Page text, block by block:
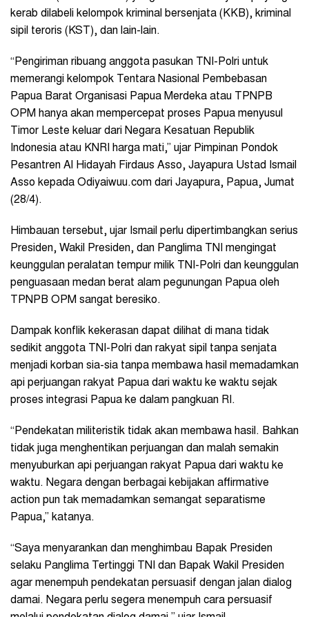
kerab dilabeli kelompok kriminal bersenjata (KKB), kriminal
sipil teroris (KST), dan lain-lain.
“Pengiriman ribuang anggota pasukan TNI-Polri untuk
memerangi kelompok Tentara Nasional Pembebasan
Papua Barat Organisasi Papua Merdeka atau TPNPB
OPM hanya akan mempercepat proses Papua menyusul
Timor Leste keluar dari Negara Kesatuan Republik
Indonesia atau KNRI harga mati,” ujar Pimpinan Pondok
Pesantren Al Hidayah Firdaus Asso, Jayapura Ustad Ismail
Asso kepada Odiyaiwuu.com dari Jayapura, Papua, Jumat
(28/4).
Himbauan tersebut, ujar Ismail perlu dipertimbangkan serius
Presiden, Wakil Presiden, dan Panglima TNI mengingat
keunggulan peralatan tempur milik TNI-Polri dan keunggulan
penguasaan medan berat alam pegunungan Papua oleh
TPNPB OPM sangat beresiko.
Dampak konflik kekerasan dapat dilihat di mana tidak
sedikit anggota TNI-Polri dan rakyat sipil tanpa senjata
menjadi korban sia-sia tanpa membawa hasil memadamkan
api perjuangan rakyat Papua dari waktu ke waktu sejak
proses integrasi Papua ke dalam pangkuan RI.
“Pendekatan militeristik tidak akan membawa hasil. Bahkan
tidak juga menghentikan perjuangan dan malah semakin
menyuburkan api perjuangan rakyat Papua dari waktu ke
waktu. Negara dengan berbagai kebijakan affirmative
action pun tak memadamkan semangat separatisme
Papua,” katanya.
“Saya menyarankan dan menghimbau Bapak Presiden
selaku Panglima Tertinggi TNI dan Bapak Wakil Presiden
agar menempuh pendekatan persuasif dengan jalan dialog
damai. Negara perlu segera menempuh cara persuasif